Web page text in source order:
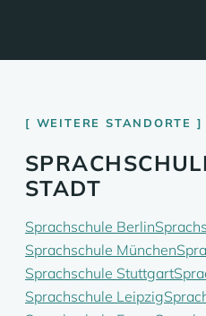
WEITERE STANDORTE
STADT
Sprachschule Berlin
Sprachschule München
Sprachschule Stuttgart
Sprachschule Leipzig